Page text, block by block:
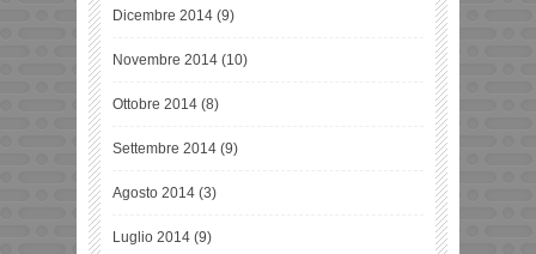
Dicembre 2014 (9)
Novembre 2014 (10)
Ottobre 2014 (8)
Settembre 2014 (9)
Agosto 2014 (3)
Luglio 2014 (9)